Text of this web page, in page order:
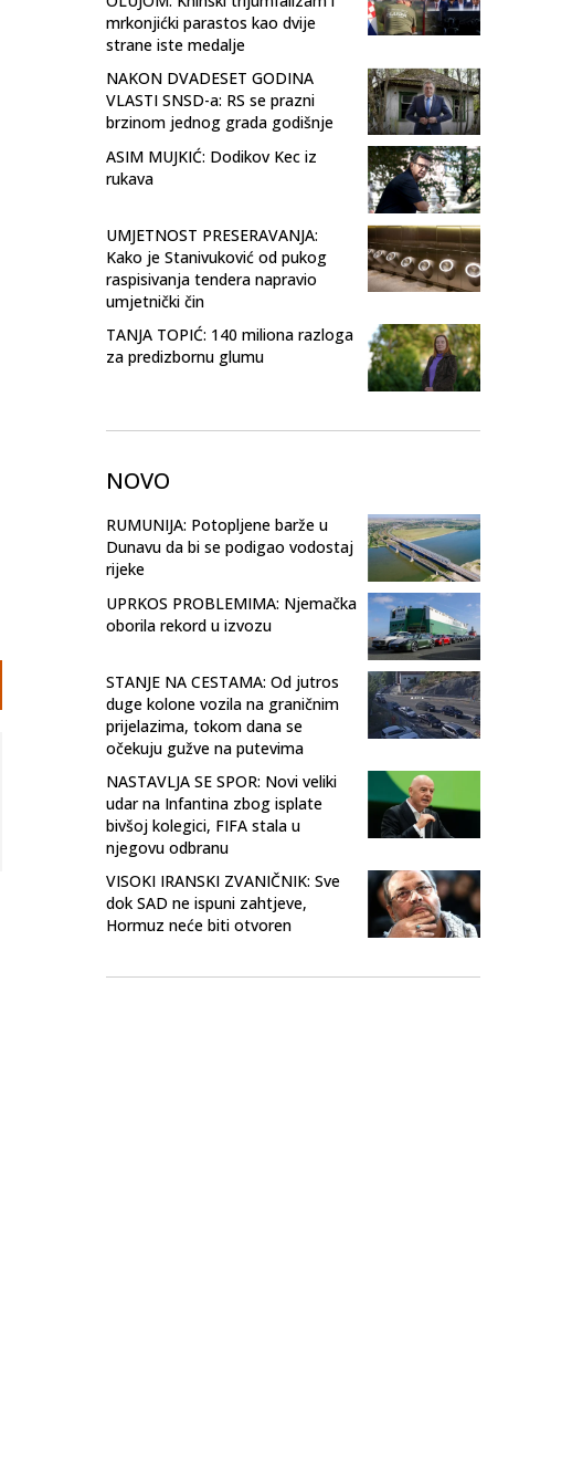
mrkonjićki parastos kao dvije
strane iste medalje
NAKON DVADESET GODINA
VLASTI SNSD-a: RS se prazni
brzinom jednog grada godišnje
ASIM MUJKIĆ: Dodikov Kec iz
rukava
UMJETNOST PRESERAVANJA:
Kako je Stanivuković od pukog
raspisivanja tendera napravio
umjetnički čin
TANJA TOPIĆ: 140 miliona razloga
za predizbornu glumu
NOVO
RUMUNIJA: Potopljene barže u
Dunavu da bi se podigao vodostaj
rijeke
UPRKOS PROBLEMIMA: Njemačka
oborila rekord u izvozu
STANJE NA CESTAMA: Od jutros
duge kolone vozila na graničnim
prijelazima, tokom dana se
očekuju gužve na putevima
NASTAVLJA SE SPOR: Novi veliki
udar na Infantina zbog isplate
bivšoj kolegici, FIFA stala u
njegovu odbranu
VISOKI IRANSKI ZVANIČNIK: Sve
dok SAD ne ispuni zahtjeve,
Hormuz neće biti otvoren